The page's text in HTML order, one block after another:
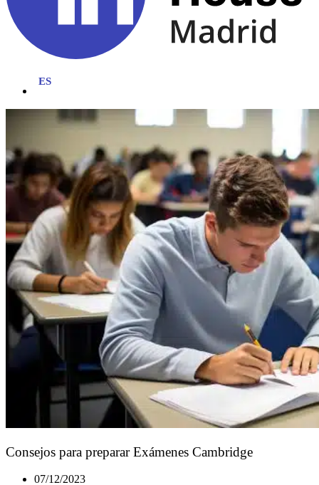
Consejos para preparar Exámenes Cambridge
07/12/2023